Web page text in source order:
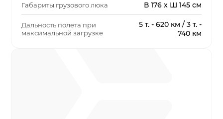
Габариты грузового люка В 176 x Ш 145 см
Дальность полета при
максимальной загрузке
5 т. - 620 км / 3 т. -
740 км